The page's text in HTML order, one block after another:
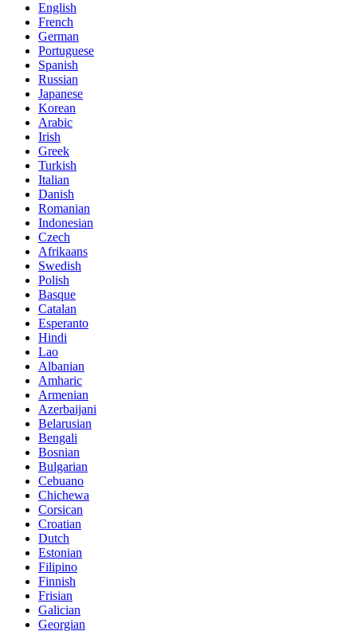
English
French
German
Portuguese
Spanish
Russian
Japanese
Korean
Arabic
Irish
Greek
Turkish
Italian
Danish
Romanian
Indonesian
Czech
Afrikaans
Swedish
Polish
Basque
Catalan
Esperanto
Hindi
Lao
Albanian
Amharic
Armenian
Azerbaijani
Belarusian
Bengali
Bosnian
Bulgarian
Cebuano
Chichewa
Corsican
Croatian
Dutch
Estonian
Filipino
Finnish
Frisian
Galician
Georgian